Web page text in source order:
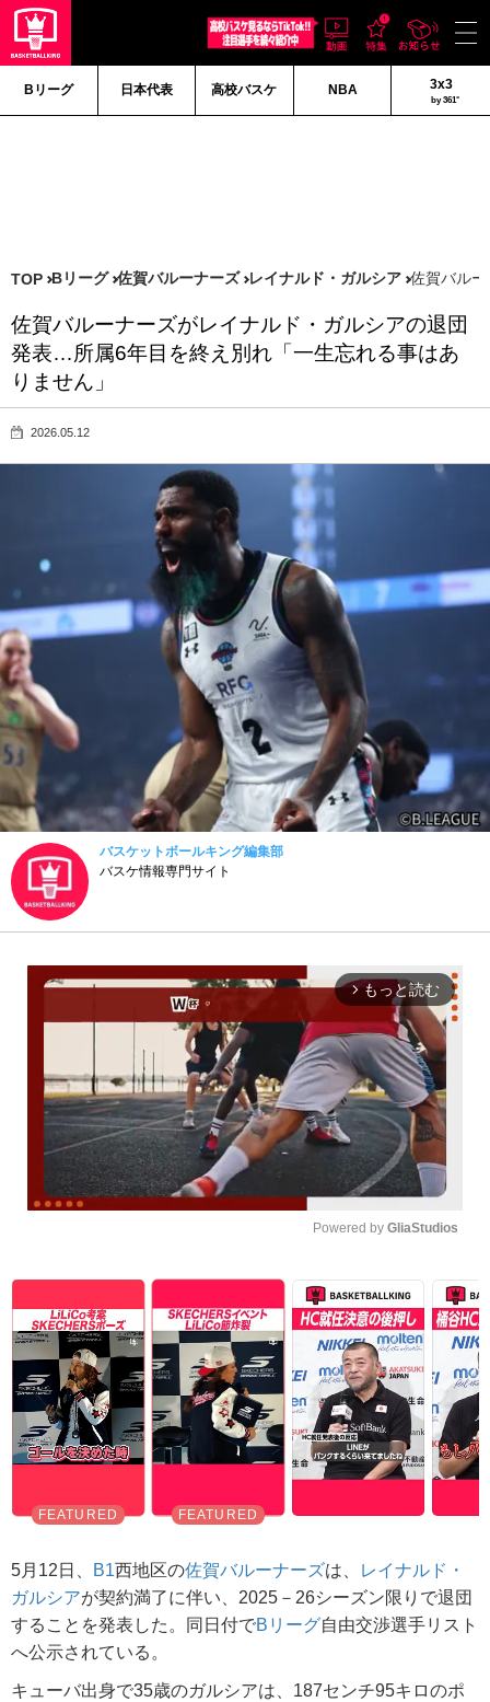
Bリーグ 日本代表 高校バスケ NBA 3x3
by 361°
TOP Bリーグ 佐賀バルーナーズ レイナルド・ガルシア 佐賀バル
佐賀バルーナーズがレイナルド・ガルシアの退団
発表…所属6年目を終え別れ「一生忘れる事はあ
りません」
2026.05.12
バスケットボールキング編集部
バスケ情報専門サイト
arrow_forward_ios もっと読む
Powered by GliaStudios
5月12日、 B1西地区の佐賀バルーナーズは、
レイナルド・
ガルシアが契約満了に伴い、2025－26シーズン限りで退団
することを発表した。同日付でBリーグ自由交渉選手リスト
へ公示されている。
キューバ出身で35歳のガルシアは、187センチ95キロのポ